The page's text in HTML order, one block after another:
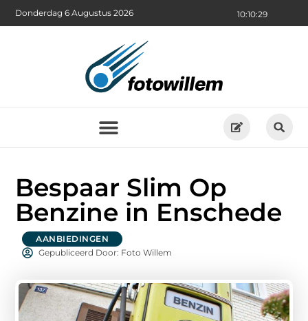
10:10:31
Donderdag 6 Augustus 2026
Bespaar Slim Op
Benzine in Enschede
AANBIEDINGEN
Gepubliceerd Door: Foto Willem